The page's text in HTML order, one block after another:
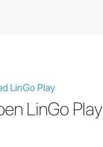
LinGo Play
LinGo Play